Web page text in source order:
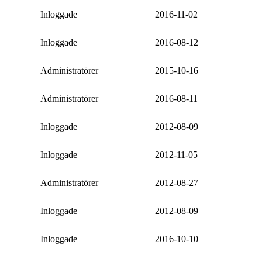
Inloggade 2016-11-02
Inloggade 2016-08-12
Administratörer 2015-10-16
Administratörer 2016-08-11
Inloggade 2012-08-09
Inloggade 2012-11-05
Administratörer 2012-08-27
Inloggade 2012-08-09
Inloggade 2016-10-10